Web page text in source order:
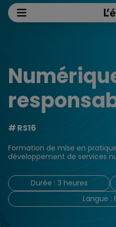
RS16
Formation de mise en
développement de services
Durée : 3 heures
Langue :